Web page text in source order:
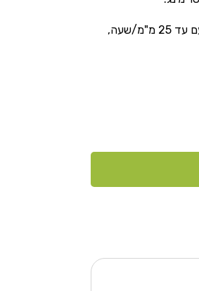
דירוג IP67 ופונקציית המסת שלגים מובנית שיכולה להתמודד עם עד 25 מ"מ/שעה,